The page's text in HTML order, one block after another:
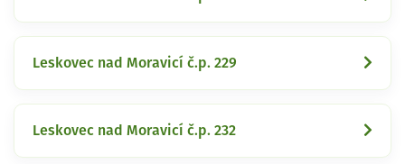
Leskovec nad Moravicí č.p. 229
Leskovec nad Moravicí č.p. 232